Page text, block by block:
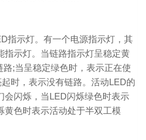
指示灯。有一个电源指示灯，其
指示灯。当链路指示灯呈稳定黄
;当呈稳定绿色时，表示正在使
时，表示没有链路。活动LED的
会闪烁，当LED闪烁绿色时表示
黄色时表示活动处于半双工模